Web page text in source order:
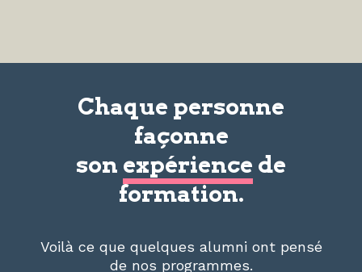
Chaque personne
façonne
son expérience de
formation.
Voilà ce que quelques alumni ont pensé
de nos programmes.